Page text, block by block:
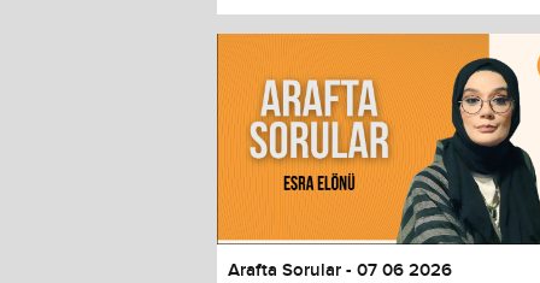
Resetrestore all settings to the default
Close Modal Dialog
End of dialog window.
Arafta Sorular - 07 06 2026